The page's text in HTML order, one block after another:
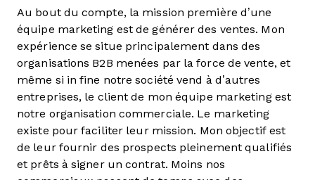
Au bout du compte, la mission première d’une
équipe marketing est de générer des ventes. Mon
expérience se situe principalement dans des
organisations B2B menées par la force de vente, et
même si in fine notre société vend à d’autres
entreprises, le client de mon équipe marketing est
notre organisation commerciale. Le marketing
existe pour faciliter leur mission. Mon objectif est
de leur fournir des prospects pleinement qualifiés
et prêts à signer un contrat. Moins nos